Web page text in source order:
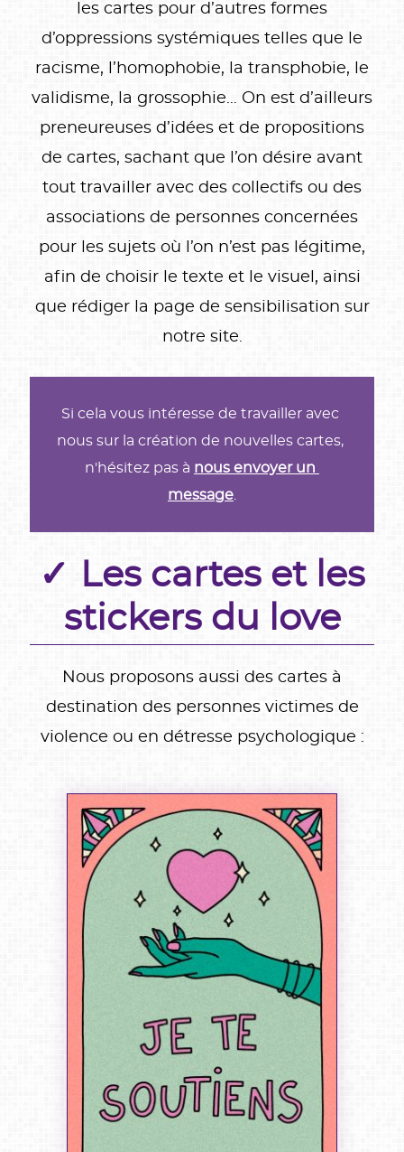
les cartes pour d’autres formes
d’oppressions systémiques telles que le
racisme, l’homophobie, la transphobie, le
validisme, la grossophie… On est d’ailleurs
preneureuses d’idées et de propositions
de cartes, sachant que l’on désire avant
tout travailler avec des collectifs ou des
associations de personnes concernées
pour les sujets où l’on n’est pas légitime,
afin de choisir le texte et le visuel, ainsi
que rédiger la page de sensibilisation sur
notre site.
Si cela vous intéresse de travailler avec
nous sur la création de nouvelles cartes,
n'hésitez pas à nous envoyer un
message
Les cartes et les
stickers du love
Nous proposons aussi des cartes à
destination des personnes victimes de
violence ou en détresse psychologique :